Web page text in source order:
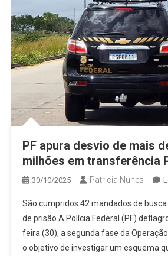
PF apura desvio de mais
milhões em transferência
30/10/2025 Patricia Nunes
São cumpridos 42 mandados de
de prisão A Polícia Federal (PF)
feira (30), a segunda fase da
o objetivo de investigar um esquema